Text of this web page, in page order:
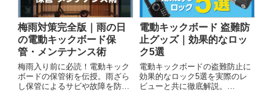
梅雨対策完全版｜雨の日
の電動キックボード保
管・メンテナンス術
梅雨入り前に必読！電動キック
ボードの保管術を伝授。雨ざら
し保管によるサビや故障を防
電動キックボード 盗難防
止グッズ｜効果的なロッ
ク5選
電動キックボードの盗難防止に
効果的なロック5選を実際のレ
ビューと共に徹底解説。